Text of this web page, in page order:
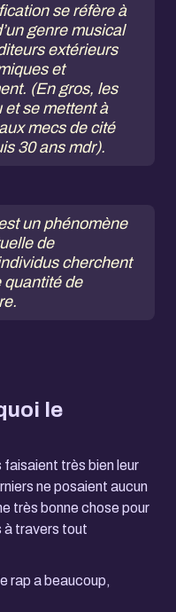
se réfère à
genre musical
extérieurs
et
(En gros, les
se mettent à
mecs de cité
30 ans mdr).
un phénomène
de
cherchent
quantité de
le
très bien leur
ne posaient aucun
très bonne chose pour
à travers tout
rap a beaucoup,